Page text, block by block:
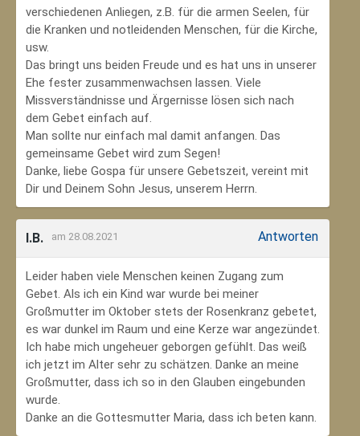
verschiedenen Anliegen, z.B. für die armen Seelen, für
die Kranken und notleidenden Menschen, für die Kirche,
usw.
Das bringt uns beiden Freude und es hat uns in unserer
Ehe fester zusammenwachsen lassen. Viele
Missverständnisse und Ärgernisse lösen sich nach
dem Gebet einfach auf.
Man sollte nur einfach mal damit anfangen. Das
gemeinsame Gebet wird zum Segen!
Danke, liebe Gospa für unsere Gebetszeit, vereint mit
Dir und Deinem Sohn Jesus, unserem Herrn.
I.B. am 28.08.2021 Antworten
Leider haben viele Menschen keinen Zugang zum
Gebet. Als ich ein Kind war wurde bei meiner
Großmutter im Oktober stets der Rosenkranz gebetet,
es war dunkel im Raum und eine Kerze war angezündet.
Ich habe mich ungeheuer geborgen gefühlt. Das weiß
ich jetzt im Alter sehr zu schätzen. Danke an meine
Großmutter, dass ich so in den Glauben eingebunden
wurde.
Danke an die Gottesmutter Maria, dass ich beten kann.